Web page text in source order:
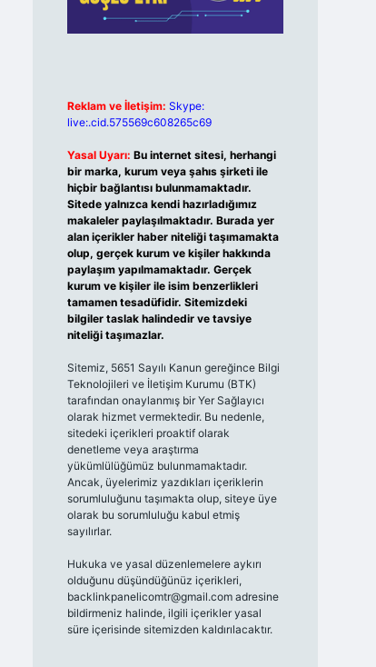
Reklam ve İletişim: Skype:
live:.cid.575569c608265c69
Yasal Uyarı: Bu internet sitesi, herhangi
bir marka, kurum veya şahıs şirketi ile
hiçbir bağlantısı bulunmamaktadır.
Sitede yalnızca kendi hazırladığımız
makaleler paylaşılmaktadır. Burada yer
alan içerikler haber niteliği taşımamakta
olup, gerçek kurum ve kişiler hakkında
paylaşım yapılmamaktadır. Gerçek
kurum ve kişiler ile isim benzerlikleri
tamamen tesadüfidir. Sitemizdeki
bilgiler taslak halindedir ve tavsiye
niteliği taşımazlar.
Sitemiz, 5651 Sayılı Kanun gereğince Bilgi
Teknolojileri ve İletişim Kurumu (BTK)
tarafından onaylanmış bir Yer Sağlayıcı
olarak hizmet vermektedir. Bu nedenle,
sitedeki içerikleri proaktif olarak
denetleme veya araştırma
yükümlülüğümüz bulunmamaktadır.
Ancak, üyelerimiz yazdıkları içeriklerin
sorumluluğunu taşımakta olup, siteye üye
olarak bu sorumluluğu kabul etmiş
sayılırlar.
Hukuka ve yasal düzenlemelere aykırı
olduğunu düşündüğünüz içerikleri,
backlinkpanelicomtr@gmail.comadresine
bildirmeniz halinde, ilgili içerikler yasal
süre içerisinde sitemizden kaldırılacaktır.